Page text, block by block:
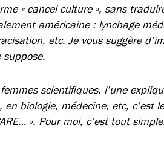
« cancel culture », sans
américaine : lynchage
etc. Je vous suggère
scientifiques, l’une
biologie, médecine, etc, c’est
». Pour moi, c’est tout